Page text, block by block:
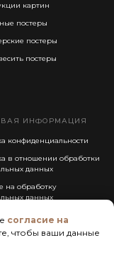
согласие на
чтобы ваши данные
картин
постеры
постеры
постеры
ИНФОРМАЦИЯ
конфиденциальности
в отношении обработки
данных
на обработку
данных